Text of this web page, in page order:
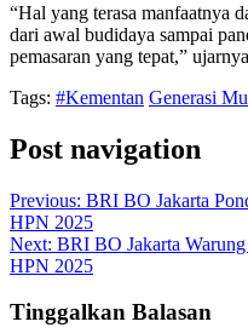
“Hal yang terasa manfaatnya
dari awal budidaya sampai
pemasaran yang tepat,”
Tags: #Kementan Generasi
Post navigation
Previous: BRI BO Jakarta
HPN 2025
Next: BRI BO Jakarta
HPN 2025
Tinggalkan Balasan